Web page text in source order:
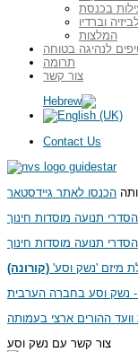
בכנסת
וברדיו
המלצות
לנהיגה בטוחה
תרומה
צור קשר
Contact Us
הכנסו לאתר גיידסטאר
תנועה מוסדות חינוך
תנועה מוסדות חינוך
מיזם 'נשק וסע' (קורונה)
נשק וסע בחברה הערבית
ההורים ארצי בעמותה
צור קשר עם נשק וסע